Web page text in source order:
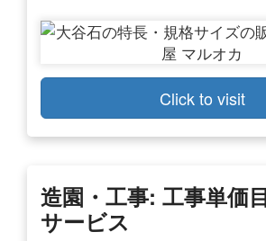
Click to visit
造園・工事: 工事単価
サービス